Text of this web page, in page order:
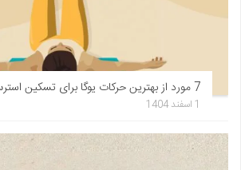
7 مورد از بهترین حرکات یوگا برای تسکین استرس
1 اسفند 1404